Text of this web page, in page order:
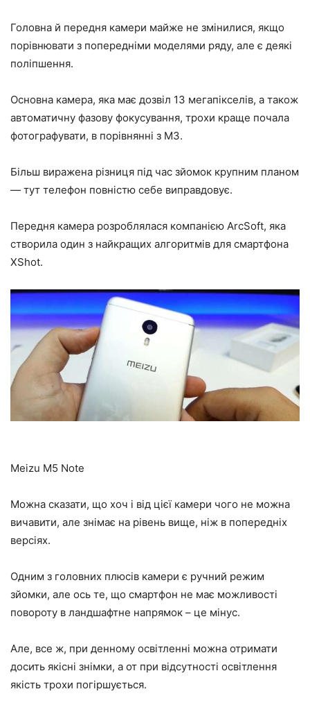
Головна й передня камери майже не змінилися, якщо
порівнювати з попередніми моделями ряду, але є деякі
поліпшення.
Основна камера, яка має дозвіл 13 мегапікселів, а також
автоматичну фазову фокусування, трохи краще почала
фотографувати, в порівнянні з М3.
Більш виражена різниця під час зйомок крупним планом
— тут телефон повністю себе виправдовує.
Передня камера розроблялася компанією ArcSoft, яка
створила один з найкращих алгоритмів для смартфона
XShot.
Meizu M5 Note
Можна сказати, що хоч і від цієї камери чого не можна
вичавити, але знімає на рівень вище, ніж в попередніх
версіях.
Одним з головних плюсів камери є ручний режим
зйомки, але ось те, що смартфон не має можливості
повороту в ландшафтне напрямок – це мінус.
Але, все ж, при денному освітленні можна отримати
досить якісні знімки, а от при відсутності освітлення
якість трохи погіршується.